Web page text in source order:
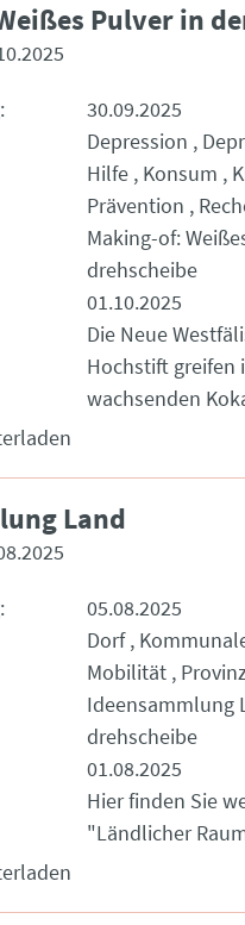
Pulver in
30.09.2025
Depression
Hilfe Konsum
Prävention
Making-of:
drehscheibe
01.10.2025
Die Neue
Hochstift greifen
wachsenden
Land
05.08.2025
Dorf
Mobilität
Ideensammlung
drehscheibe
01.08.2025
Hier finden Sie
"Ländlicher